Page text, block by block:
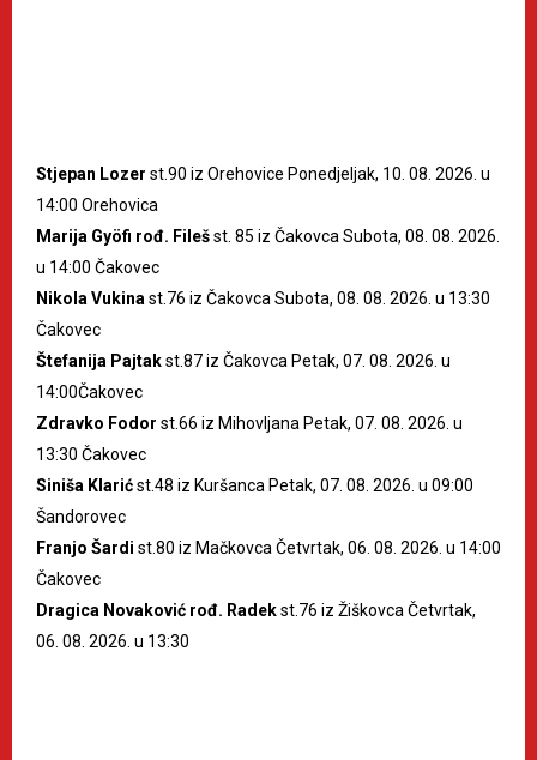
Stjepan Lozer st.90 iz Orehovice Ponedjeljak, 10. 08. 2026. u
14:00 Orehovica
Marija Gyöfi rođ. Filešst. 85 iz Čakovca Subota, 08. 08. 2026.
u 14:00 Čakovec
Nikola Vukinast.76 iz Čakovca Subota, 08. 08. 2026. u 13:30
Čakovec
Štefanija Pajtakst.87 iz Čakovca Petak, 07. 08. 2026. u
14:00Čakovec
Zdravko Fodor st.66 iz Mihovljana Petak, 07. 08. 2026. u
13:30 Čakovec
Siniša Klarićst.48 iz Kuršanca Petak, 07. 08. 2026. u 09:00
Šandorovec
Franjo Šardi st.80 iz Mačkovca Četvrtak, 06. 08. 2026. u 14:00
Čakovec
Dragica Novaković rođ. Radekst.76 iz Žiškovca Četvrtak,
06. 08. 2026. u 13:30